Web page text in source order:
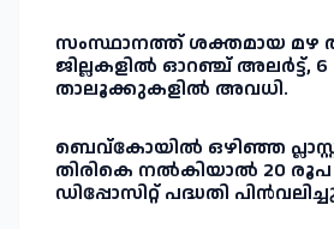
സംസ്ഥാനത്ത് ശക്തമായ
ജില്ലകളിൽ ഓറഞ്ച് അലർട്ട്, 6
താലൂക്കുകളിൽ അവധി.
ബെവ്കോയിൽ ഒഴിഞ്ഞ
തിരികെ നൽകിയാൽ 20 രൂപ
ഡിപ്പോസിറ്റ് പദ്ധതി